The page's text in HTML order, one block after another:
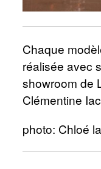
Chaque
réalisée avec
showroom de
Clémentine
photo: Chloé